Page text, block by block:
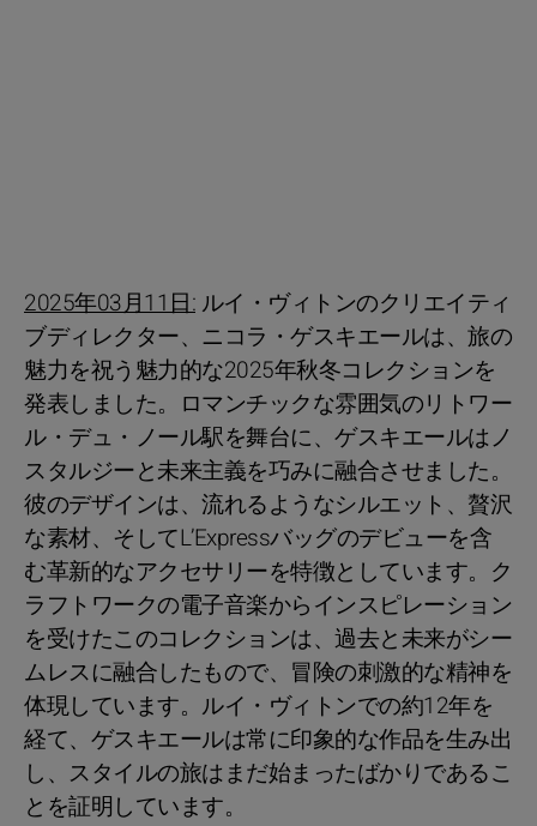
2025年03月11日: ルイ・ヴィトンのクリエイティ
ブディレクター、ニコラ・ゲスキエールは、旅の
魅力を祝う魅力的な2025年秋冬コレクションを
発表しました。ロマンチックな雰囲気のリトワー
ル・デュ・ノール駅を舞台に、ゲスキエールはノ
スタルジーと未来主義を巧みに融合させました。
彼のデザインは、流れるようなシルエット、贅沢
な素材、そしてL’Expressバッグのデビューを含
む革新的なアクセサリーを特徴としています。ク
ラフトワークの電子音楽からインスピレーション
を受けたこのコレクションは、過去と未来がシー
ムレスに融合したもので、冒険の刺激的な精神を
体現しています。ルイ・ヴィトンでの約12年を
経て、ゲスキエールは常に印象的な作品を生み出
し、スタイルの旅はまだ始まったばかりであるこ
とを証明しています。